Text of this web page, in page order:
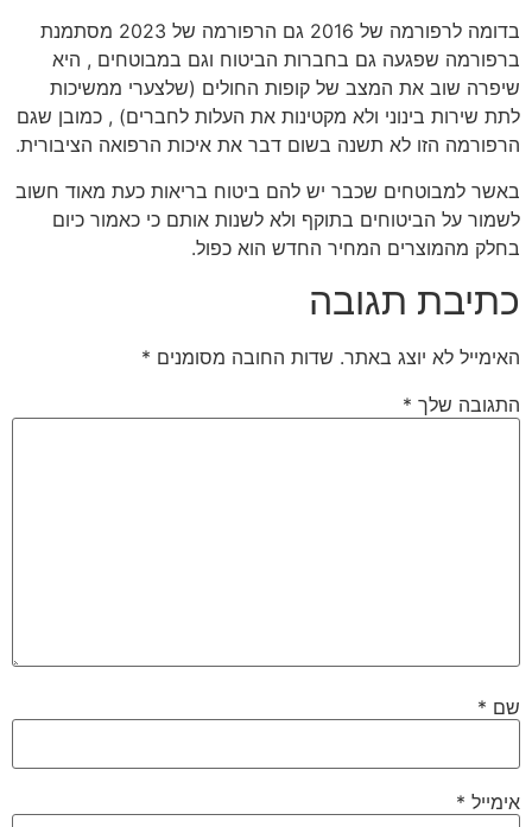
בדומה לרפורמה של 2016 גם הרפורמה של 2023 מסתמנת
ברפורמה שפגעה גם בחברות הביטוח וגם במבוטחים , היא
שיפרה שוב את המצב של קופות החולים (שלצערי ממשיכות
לתת שירות בינוני ולא מקטינות את העלות לחברים) , כמובן שגם
הרפורמה הזו לא תשנה בשום דבר את איכות הרפואה הציבורית.
באשר למבוטחים שכבר יש להם ביטוח בריאות כעת מאוד חשוב
לשמור על הביטוחים בתוקף ולא לשנות אותם כי כאמור כיום
בחלק מהמוצרים המחיר החדש הוא כפול.
כתיבת תגובה
האימייל לא יוצג באתר. שדות החובה מסומנים *
התגובה שלך *
שם *
אימייל *